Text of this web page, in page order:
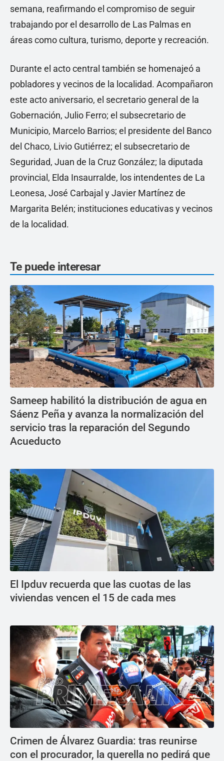
semana, reafirmando el compromiso de seguir
trabajando por el desarrollo de Las Palmas en
áreas como cultura, turismo, deporte y recreación.
Durante el acto central también se homenajeó a
pobladores y vecinos de la localidad. Acompañaron
este acto aniversario, el secretario general de la
Gobernación, Julio Ferro; el subsecretario de
Municipio, Marcelo Barrios; el presidente del Banco
del Chaco, Livio Gutiérrez; el subsecretario de
Seguridad, Juan de la Cruz González; la diputada
provincial, Elda Insaurralde, los intendentes de La
Leonesa, José Carbajal y Javier Martínez de
Margarita Belén; instituciones educativas y vecinos
de la localidad.
Te puede interesar
Sameep habilitó la distribución de agua en
Sáenz Peña y avanza la normalización del
servicio tras la reparación del Segundo
Acueducto
El Ipduv recuerda que las cuotas de las
viviendas vencen el 15 de cada mes
Crimen de Álvarez Guardia: tras reunirse
con el procurador, la querella no pedirá que